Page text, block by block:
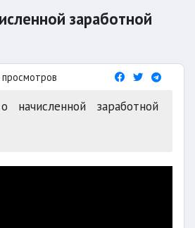
заработной
начисленной заработной